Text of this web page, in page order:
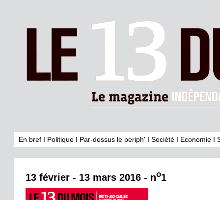
En bref I Politique I Par-dessus le periph' I Société I Economie I
13 février - 13 mars 2016 - no1